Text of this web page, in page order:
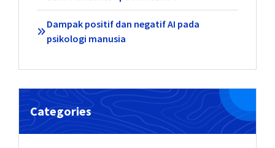
Dampak positif dan negatif AI pada
psikologi manusia
Categories